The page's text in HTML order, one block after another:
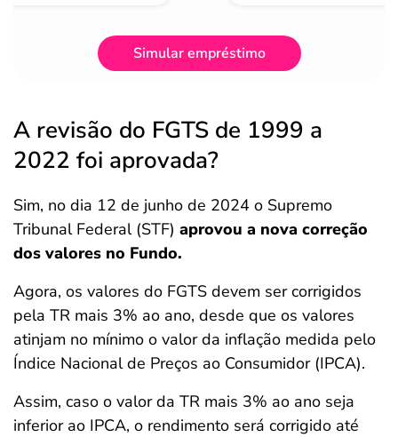
Simular empréstimo
A revisão do FGTS de 1999 a
2022 foi aprovada?
Sim, no dia 12 de junho de 2024 o Supremo
Tribunal Federal (STF) aprovou a nova correção
dos valores no Fundo.
Agora, os valores do FGTS devem ser corrigidos
pela TR mais 3% ao ano, desde que os valores
atinjam no mínimo o valor da inflação medida pelo
Índice Nacional de Preços ao Consumidor (IPCA).
Assim, caso o valor da TR mais 3% ao ano seja
inferior ao IPCA, o rendimento será corrigido até